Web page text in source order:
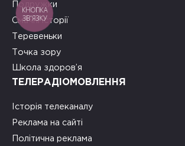
Подружки
Смачні історії
Теревеньки
Точка зору
Школа здоров’я
ТЕЛЕРАДІОМОВЛЕННЯ
Історія телеканалу
Реклама на сайті
Політична реклама
КНОПКА
ЗВ'ЯЗКУ